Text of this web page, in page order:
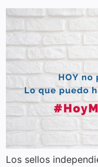
Los sellos